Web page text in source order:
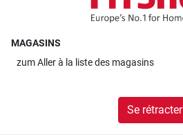
MAGASINS
zumAller à la liste des magasins
Se rétracter